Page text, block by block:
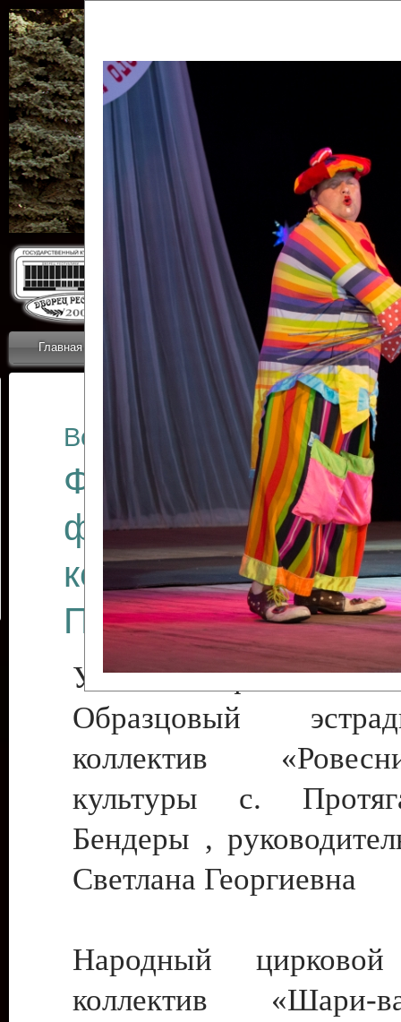
Главная Коллективы Новости
ОТЧЕТЫ ГКЦ
Все отчеты
Финал
фестиваля
коллективов
Приднестровского
Участники фестиваля:
Образцовый
коллектив
культуры с.
Бендеры ,
Светлана Георгиевна
Народный цирковой
коллектив